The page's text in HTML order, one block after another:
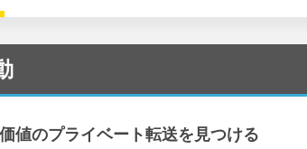
値のプライベート転送を見つける